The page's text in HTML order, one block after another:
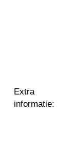
Extra
informatie: